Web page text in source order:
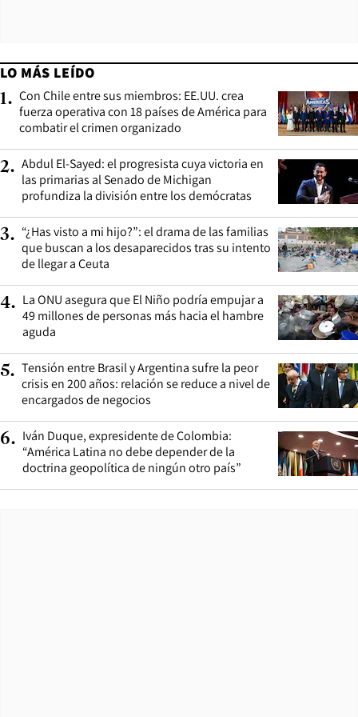
LO MÁS LEÍDO
1. Con Chile entre sus miembros: EE.UU. crea
fuerza operativa con 18 países de América para
combatir el crimen organizado
2. Abdul El-Sayed: el progresista cuya victoria en
las primarias al Senado de Michigan
profundiza la división entre los demócratas
3. “¿Has visto a mi hijo?”: el drama de las familias
que buscan a los desaparecidos tras su intento
de llegar a Ceuta
4. La ONU asegura que El Niño podría empujar a
49 millones de personas más hacia el hambre
aguda
5. Tensión entre Brasil y Argentina sufre la peor
crisis en 200 años: relación se reduce a nivel de
encargados de negocios
6. Iván Duque, expresidente de Colombia:
“América Latina no debe depender de la
doctrina geopolítica de ningún otro país”